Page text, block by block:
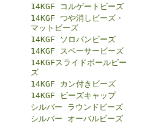
14KGF コルゲートビーズ
14KGF つや消しビーズ・
マットビーズ
14KGF ソロバンビーズ
14KGF スペーサービーズ
14KGFスライドボールビー
ズ
14KGF カン付きビーズ
14KGF ビーズキャップ
シルバー ラウンドビーズ
シルバー オーバルビーズ